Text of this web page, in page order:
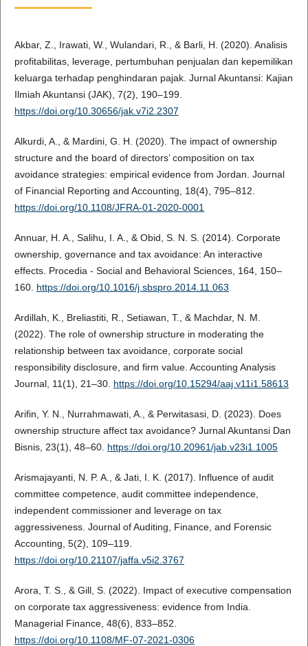
Akbar, Z., Irawati, W., Wulandari, R., & Barli, H. (2020). Analisis
profitabilitas, leverage, pertumbuhan penjualan dan kepemilikan
keluarga terhadap penghindaran pajak. Jurnal Akuntansi: Kajian
Ilmiah Akuntansi (JAK), 7(2), 190–199.
https://doi.org/10.30656/jak.v7i2.2307
Alkurdi, A., & Mardini, G. H. (2020). The impact of ownership
structure and the board of directors’ composition on tax
avoidance strategies: empirical evidence from Jordan. Journal
of Financial Reporting and Accounting, 18(4), 795–812.
https://doi.org/10.1108/JFRA-01-2020-0001
Annuar, H. A., Salihu, I. A., & Obid, S. N. S. (2014). Corporate
ownership, governance and tax avoidance: An interactive
effects. Procedia - Social and Behavioral Sciences, 164, 150–
160. https://doi.org/10.1016/j.sbspro.2014.11.063
Ardillah, K., Breliastiti, R., Setiawan, T., & Machdar, N. M.
(2022). The role of ownership structure in moderating the
relationship between tax avoidance, corporate social
responsibility disclosure, and firm value. Accounting Analysis
Journal, 11(1), 21–30. https://doi.org/10.15294/aaj.v11i1.58613
Arifin, Y. N., Nurrahmawati, A., & Perwitasasi, D. (2023). Does
ownership structure affect tax avoidance? Jurnal Akuntansi Dan
Bisnis, 23(1), 48–60. https://doi.org/10.20961/jab.v23i1.1005
Arismajayanti, N. P. A., & Jati, I. K. (2017). Influence of audit
committee competence, audit committee independence,
independent commissioner and leverage on tax
aggressiveness. Journal of Auditing, Finance, and Forensic
Accounting, 5(2), 109–119.
https://doi.org/10.21107/jaffa.v5i2.3767
Arora, T. S., & Gill, S. (2022). Impact of executive compensation
on corporate tax aggressiveness: evidence from India.
Managerial Finance, 48(6), 833–852.
https://doi.org/10.1108/MF-07-2021-0306